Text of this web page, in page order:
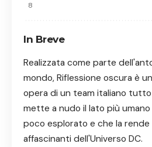
8
In Breve
Realizzata come parte
mondo, Riflessione oscura è
opera di un team italiano tutto
mette a nudo il lato più umano
poco esplorato e che la rende
affascinanti dell'Universo DC.